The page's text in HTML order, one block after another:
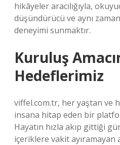
hikâyeler aracılığıyla,
düşündürücü ve aynı
deneyimi sunmaktır.
Kuruluş
Hedeflerimiz
viffel.com.tr, her yaştan ve
insana hitap eden bir
Hayatın hızla akıp gittiği
içeriklere vakit ayıramayan